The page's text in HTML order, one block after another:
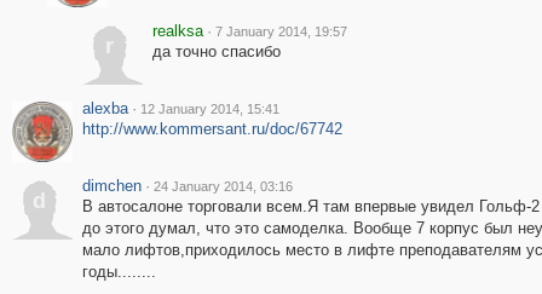
r
realksa · 7 January 2014, 19:57
да точно спасибо
alexba · 12 January 2014, 15:41
http://www.kommersant.ru/doc/67742
d
dimchen · 24 January 2014, 03:16
В автосалоне торговали всем.Я там впервые увидел Гольф-
до этого думал, что это самоделка. Вообще 7 корпус был
мало лифтов,приходилось место в лифте преподавателям
годы........